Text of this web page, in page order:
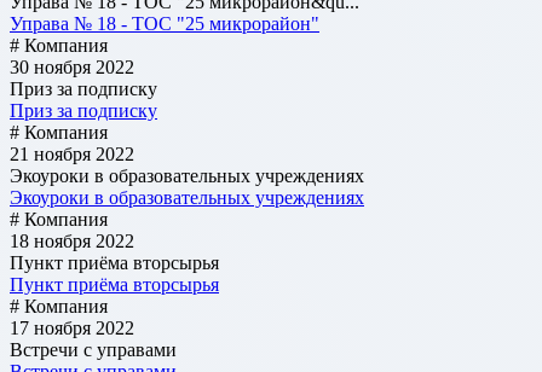
Управа № 18 - ТОС "25 микрорайон"
# Компания
30 ноября 2022
Приз за подписку
Приз за подписку
# Компания
21 ноября 2022
Экоуроки в образовательных учреждениях
Экоуроки в образовательных учреждениях
# Компания
18 ноября 2022
Пункт приёма вторсырья
Пункт приёма вторсырья
# Компания
17 ноября 2022
Встречи с управами